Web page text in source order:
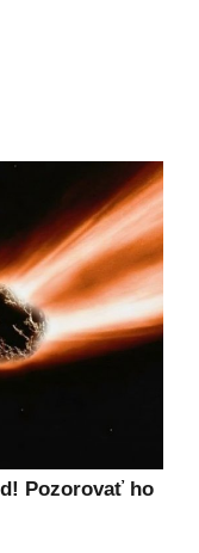
Pozorovať ho